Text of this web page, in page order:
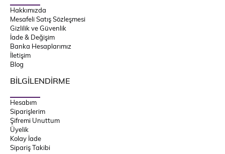
Hakkımızda
Mesafeli Satış Sözleşmesi
Gizlilik ve Güvenlik
İade & Değişim
Banka Hesaplarımız
İletişim
Blog
BİLGİLENDİRME
Hesabım
Siparişlerim
Şifremi Unuttum
Üyelik
Kolay İade
Sipariş Takibi